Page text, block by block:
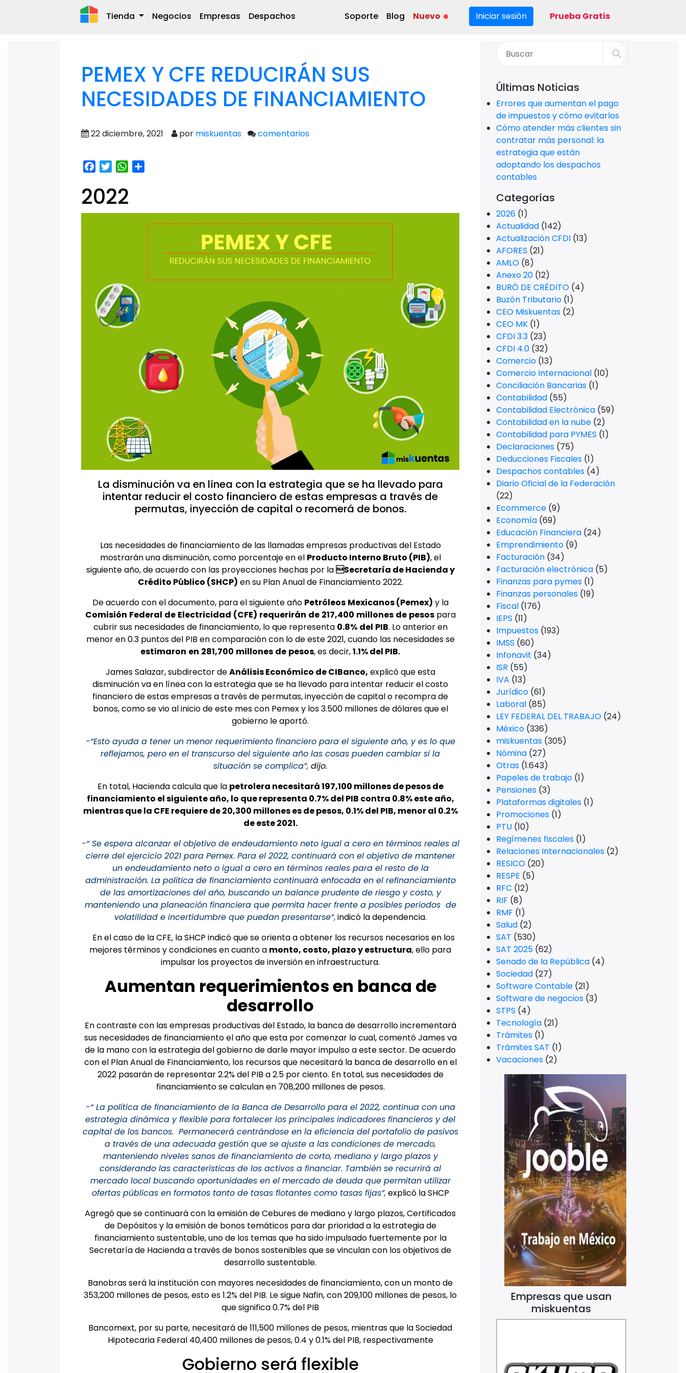
Tienda Negocios Empresas Despachos Soporte Blog Nuevo Iniciar sesión Prueba Gratis
PEMEX Y CFE REDUCIRÁN SUS
NECESIDADES DE FINANCIAMIENTO
22 diciembre, 2021 por miskuentas comentarios
Facebook
TwitterWhatsApp
2022
La disminución va en línea con la estrategia que se ha llevado para
intentar reducir el costo financiero de estas empresas a través de
permutas, inyección de capital o recomerá de bonos.
Las necesidades de financiamiento de las llamadas empresas productivas del Estado
mostrarán una disminución, como porcentaje en el Producto Interno Bruto (PIB), el
siguiente año, de acuerdo con las proyecciones hechas por laSecretaría de Hacienda y
Crédito Público (SHCP) en su Plan Anual de Financiamiento 2022.
De acuerdo con el documento, para el siguiente año Petróleos Mexicanos (Pemex) y la
Comisión Federal de Electricidad (CFE) requerirán de 217,400 millones de pesospara
cubrir sus necesidades de financiamiento, lo que representa 0.8% del PIB. Lo anterior en
menor en 0.3 puntos del PIB en comparación con lo de este 2021, cuando las necesidades se
estimaron en 281,700 millones de pesos, es decir,1.1% del PIB.
James Salazar, subdirector deAnálisis Económico de CIBanco, explicó que esta
disminución va en línea con la estrategia que se ha llevado para intentar reducir el costo
financiero de estas empresas a través de permutas, inyección de capital o recompra de
bonos, como se vio al inicio de este mes con Pemex y los 3.500 millones de dólares que el
gobierno le aportó.
-“Esto ayuda a tener un menor requerimiento financiero para el siguiente año, y es lo que
reflejamos, pero en el transcurso del siguiente año las cosas pueden cambiar si la
situación se complica”, dijo.
En total, Hacienda calcula que la petrolera necesitará 197,100 millones de pesos de
financiamiento el siguiente año, lo que representa 0.7% del PIB contra 0.8% este año,
mientras que la CFE requiere de 20,300 millones es de pesos, 0.1% del PIB, menor al 0.2%
de este 2021.
-“ Se espera alcanzar el objetivo de endeudamiento neto igual a cero en términos reales al
cierre del ejercicio 2021 para Pemex. Para el 2022, continuará con el objetivo de mantener
un endeudamiento neto o igual a cero en términos reales para el resto de la
administración. La política de financiamiento continuará enfocada en el refinanciamiento
de las amortizaciones del año, buscando un balance prudente de riesgo y costo, y
manteniendo una planeación financiera que permita hacer frente a posibles periodos de
volatilidad e incertidumbre que puedan presentarse”,indicó la dependencia.
En el caso de la CFE, la SHCP indicó que se orienta a obtener los recursos necesarios en los
mejores términos y condiciones en cuanto a monto, costo, plazo y estructura, ello para
impulsar los proyectos de inversión en infraestructura.
Aumentan requerimientos en banca de
desarrollo
En contraste con las empresas productivas del Estado, la banca de desarrollo incrementará
sus necesidades de financiamiento el año que esta por comenzar lo cual, comentó James va
de la mano con la estrategia del gobierno de darle mayor impulso a este sector. De acuerdo
con el Plan Anual de Financiamiento, los recursos que necesitará la banca de desarrollo en el
2022 pasarán de representar 2.2% del PIB a 2.5 por ciento. En total, sus necesidades de
financiamiento se calculan en 708,200 millones de pesos.
-“ La política de financiamiento de la Banca de Desarrollo para el 2022, continua con una
estrategia dinámica y flexible para fortalecer los principales indicadores financieros y del
capital de los bancos. Permanecerá centrándose en la eficiencia del portafolio de pasivos
a través de una adecuada gestión que se ajuste a las condiciones de mercado,
manteniendo niveles sanos de financiamiento de corto, mediano y largo plazos y
considerando las características de los activos a financiar. También se recurrirá al
mercado local buscando oportunidades en el mercado de deuda que permitan utilizar
ofertas públicas en formatos tanto de tasas flotantes como tasas fijas”, explicó la SHCP
Agregó que se continuará con la emisión de Cebures de mediano y largo plazos, Certificados
de Depósitos y la emisión de bonos temáticos para dar prioridad a la estrategia de
financiamiento sustentable, uno de los temas que ha sido impulsado fuertemente por la
Secretaría de Hacienda a través de bonos sostenibles que se vinculan con los objetivos de
desarrollo sustentable.
Banobras será la institución con mayores necesidades de financiamiento, con un monto de
353,200 millones de pesos, esto es 1.2% del PIB. Le sigue Nafin, con 209,100 millones de pesos, lo
que significa 0.7% del PIB
Bancomext, por su parte, necesitará de 111,500 millones de pesos, mientras que la Sociedad
Hipotecaria Federal 40,400 millones de pesos, 0.4 y 0.1% del PIB, respectivamente
Gobierno será flexible
Últimas Noticias
Errores que aumentan el pago
de impuestos y cómo evitarlos
Cómo atender más clientes sin
contratar más personal: la
estrategia que están
adoptando los despachos
contables
Categorías
2026 (1)
Actualidad (142)
Actualización CFDI (13)
AFORES (21)
AMLO (8)
Anexo 20 (12)
BURÓ DE CRÉDITO (4)
Buzón Tributario (1)
CEO Miskuentas (2)
CEO MK (1)
CFDI 3.3 (23)
CFDI 4.0 (32)
Comercio (13)
Comercio Internacional (10)
Conciliación Bancarias (1)
Contabilidad (55)
Contabilidad Electrónica (59)
Contabilidad en la nube (2)
Contabilidad para PYMES (1)
Declaraciones (75)
Deducciones Fiscales (1)
Despachos contables (4)
Diario Oficial de la Federación
(22)
Ecommerce (9)
Economía (69)
Educación Financiera (24)
Emprendimiento (9)
Facturación (34)
Facturación electrónica (5)
Finanzas para pymes (1)
Finanzas personales (19)
Fiscal (176)
IEPS (11)
Impuestos (193)
IMSS (60)
Infonavit (34)
ISR (55)
IVA (13)
Jurídico (61)
Laboral (85)
LEY FEDERAL DEL TRABAJO (24)
México (336)
miskuentas (305)
Nómina (27)
Otras (1.643)
Papeles de trabajo (1)
Pensiones (3)
Plataformas digitales (1)
Promociones (1)
PTU (10)
Regímenes fiscales (1)
Relaciones Internacionales (2)
RESICO (20)
RESPE (5)
RFC (12)
RIF (8)
RMF (1)
Salud (2)
SAT (530)
SAT 2025 (62)
Senado de la República (4)
Sociedad (27)
Software Contable (21)
Software de negocios (3)
STPS (4)
Tecnología (21)
Trámites (1)
Trámites SAT (1)
Vacaciones (2)
Empresas que usan
miskuentas